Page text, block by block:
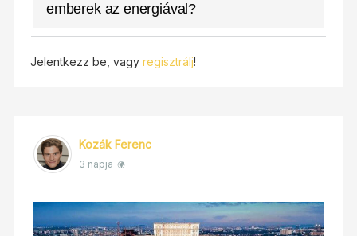
emberek az energiával?
Jelentkezz be, vagy regisztrálj!
Kozák Ferenc
3 napja